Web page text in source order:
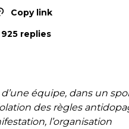
Copy link
925 replies
équipe, dans un
des règles
l’organisation